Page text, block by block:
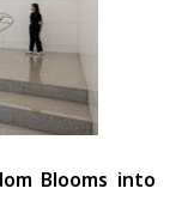
Blooms into